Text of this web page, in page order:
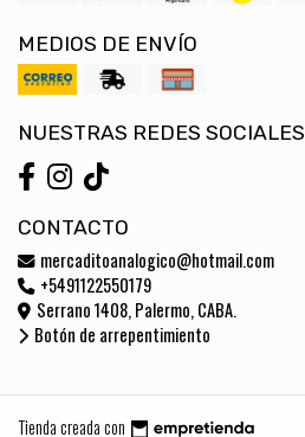
MEDIOS DE ENVÍO
NUESTRAS REDES SOCIALES
CONTACTO
mercaditoanalogico@hotmail.com
+5491122550179
Serrano 1408, Palermo, CABA.
Botón de arrepentimiento
Tienda creada con